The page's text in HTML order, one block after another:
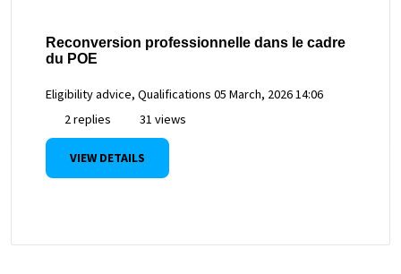
Reconversion professionnelle dans le cadre
du POE
Eligibility advice, Qualifications 05 March, 2026 14:06
2 replies
31 views
VIEW DETAILS